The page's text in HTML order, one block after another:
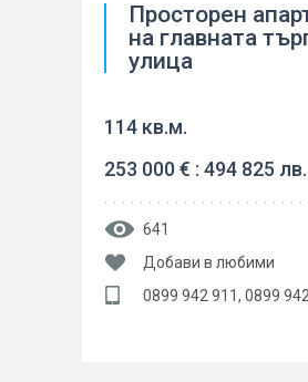
Просторен
на главната
улица
114 кв.м.
253 000 € : 494 825 лв.
641
Добави в любими
0899 942 911, 0899